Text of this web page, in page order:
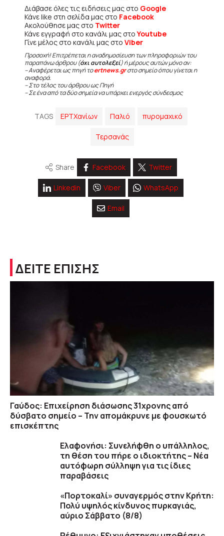
Διάβασε όλες τις ειδήσεις μας στο Google
Κάνε like στη σελίδα μας στο Facebook
Ακολούθησε μας στο Twitter
Κάνε εγγραφή στο κανάλι μας στοYoutube
Γίνε μέλος στο κανάλι μας στο Viber
Προσοχή! Επιτρέπεται η αναδημοσίευση των πληροφοριών του
παραπάνω άρθρου (όχι αυτολεξεί) ή μέρους αυτών μόνο αν:
– Αναφέρεται ως πηγή τοertnews.grστο σημείο όπου γίνεται η
αναφορά.
– Στο τέλος του άρθρου ως Πηγή
– Σε ένα από τα δύο σημεία να υπάρχει ενεργός σύνδεσμος
TAGS ΕΡΤΧανίων Παλιό πυρομαχικό
Τερσανάς
Share Facebook Twitter
Linkedin Viber WhatsApp
Email
ΔΕΙΤΕ ΕΠΙΣΗΣ
Γαύδος: Επιχείρηση διάσωσης 31χρονης από
δύσβατο σημείο – Την απομάκρυνε με φουσκωτό
επισκέπτης
Ελαφονήσι: Συνελήφθη ο υπάλληλος,
τη θέση του πήρε ο ιδιοκτήτης – Νέα
αυτόφωρη σύλληψη για τις ίδιες
παραβάσεις
«Πορτοκαλί» συναγερμός στην Κρήτη:
Πολύ υψηλός κίνδυνος πυρκαγιάς,
αύριο Σάββατο (8/8)